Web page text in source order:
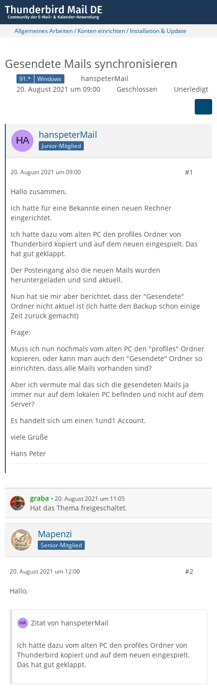
Allgemeines Arbeiten / Konten einrichten / Installation & Update
Gesendete Mails synchronisieren
91.* Windows
hanspeterMail
20. August 2021 um 09:00
Geschlossen Unerledigt
hanspeterMail
Junior-Mitglied
20. August 2021 um 09:00 #1
Hallo zusammen,
ich hatte für eine Bekannte einen neuen Rechner
eingerichtet.
Ich hatte dazu vom alten PC den profiles Ordner von
Thunderbird kopiert und auf dem neuen eingespielt. Das
hat gut geklappt.
Der Posteingang also die neuen Mails wurden
heruntergeladen und sind aktuell.
Nun hat sie mir aber berichtet, dass der "Gesendete"
Ordner nicht aktuel ist (Ich hatte den Backup schon einige
Zeit zurück gemacht)
Frage:
Muss ich nun nochmals vom alten PC den "profiles" Ordner
kopieren, oder kann man auch den "Gesendete" Ordner so
einrichten, dass alle Mails vorhanden sind?
Aber ich vermute mal das sich die gesendeten Mails ja
immer nur auf dem lokalen PC befinden und nicht auf dem
Server?
Es handelt sich um einen 1und1 Account.
viele Grüße
Hans Peter
graba 20. August 2021 um 11:05
Hat das Thema freigeschaltet.
Mapenzi
Senior-Mitglied
20. August 2021 um 12:00 #2
Hallo,
Zitat von hanspeterMail
Ich hatte dazu vom alten PC den profiles Ordner von
Thunderbird kopiert und auf dem neuen eingespielt.
Das hat gut geklappt.